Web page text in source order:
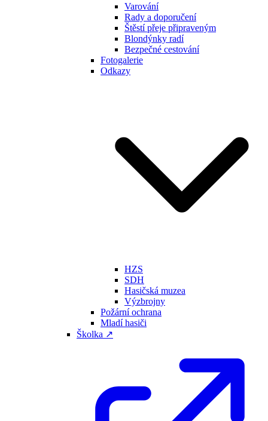
Varování
Rady a doporučení
Štěstí přeje připraveným
Blondýnky radí
Bezpečné cestování
Fotogalerie
Odkazy
HZS
SDH
Hasičská muzea
Výzbrojny
Požární ochrana
Mladí hasiči
Školka ↗